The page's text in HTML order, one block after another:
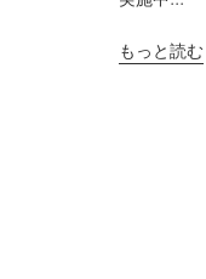
もっと読む